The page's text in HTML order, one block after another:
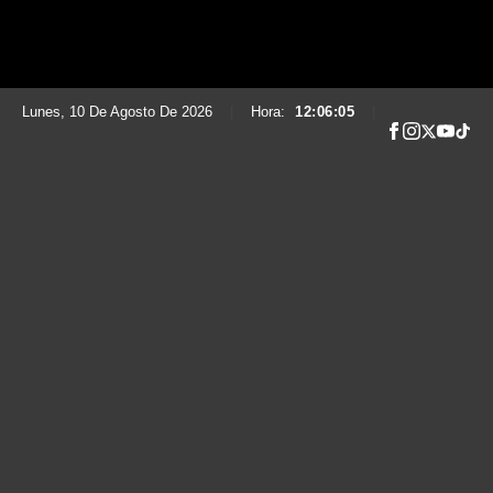
Lunes, 10 De Agosto De 2026 Hora: 12:06:07